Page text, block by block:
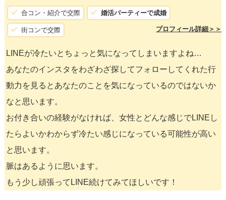
合コン・紹介で交際 婚活パーティーで成婚
街コンで交際 プロフィール詳細＞＞
LINEが冷たいとちょっと気になってしまいますよね…
あなたのインスタをわざわざ探してフォローしてくれた行
動力を見るとあなたのことを気になっているのではないか
なと思います。
お付き合いの経験がなければ、女性とどんな感じでLINEし
たらよいかわからず冷たい感じになっている可能性が高い
と思います。
脈はあるように思います。
もう少し頑張ってLINE続けてみてほしいです！